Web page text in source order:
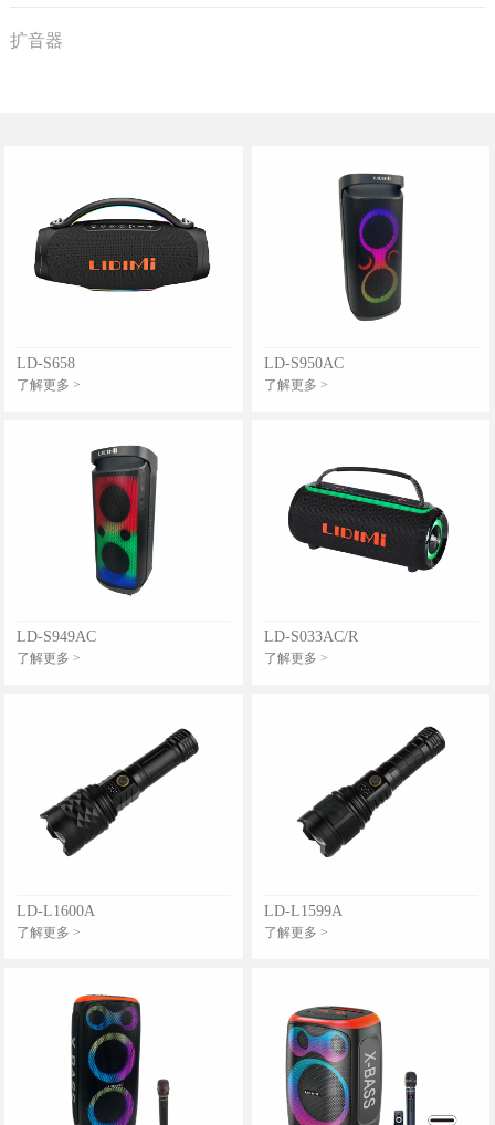
扩音器
LD-S658
了解更多 >
LD-S950AC
了解更多 >
LD-S949AC
了解更多 >
LD-S033AC/R
了解更多 >
LD-L1600A
了解更多 >
LD-L1599A
了解更多 >